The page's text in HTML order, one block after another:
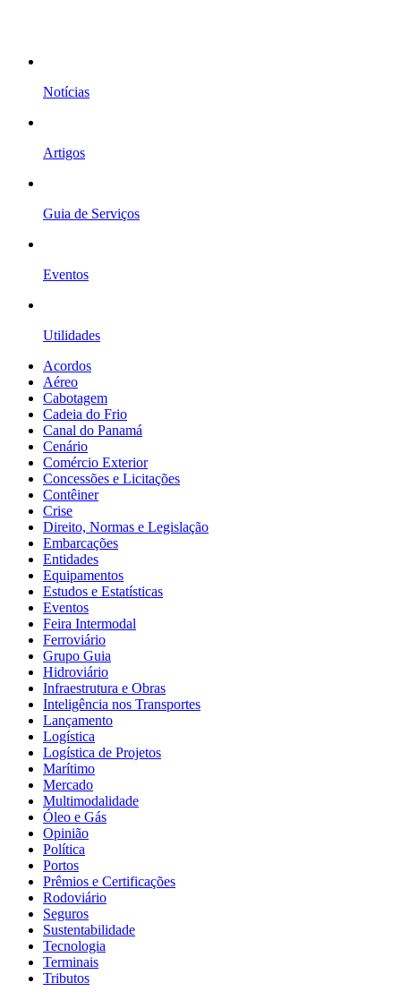
Notícias
Artigos
Guia de Serviços
Eventos
Utilidades
Acordos
Aéreo
Cabotagem
Cadeia do Frio
Canal do Panamá
Cenário
Comércio Exterior
Concessões e Licitações
Contêiner
Crise
Direito, Normas e Legislação
Embarcações
Entidades
Equipamentos
Estudos e Estatísticas
Eventos
Feira Intermodal
Ferroviário
Grupo Guia
Hidroviário
Infraestrutura e Obras
Inteligência nos Transportes
Lançamento
Logística
Logística de Projetos
Marítimo
Mercado
Multimodalidade
Óleo e Gás
Opinião
Política
Portos
Prêmios e Certificações
Rodoviário
Seguros
Sustentabilidade
Tecnologia
Terminais
Tributos